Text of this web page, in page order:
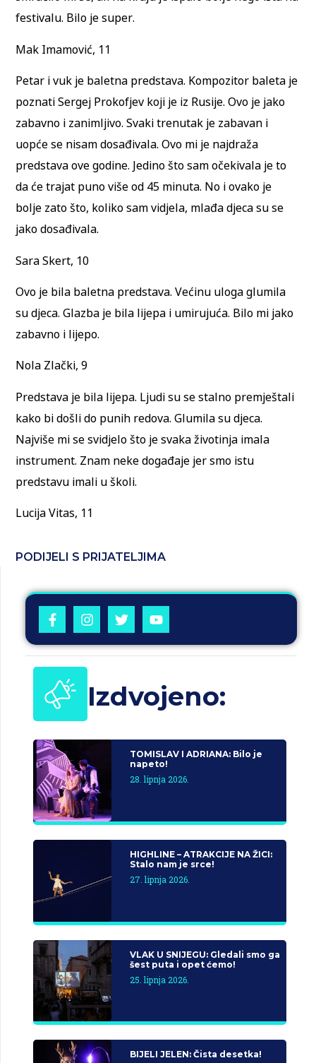
festivalu. Bilo je super.
Mak Imamović, 11
Petar i vuk je baletna predstava. Kompozitor baleta je
poznati Sergej Prokofjev koji je iz Rusije. Ovo je jako
zabavno i zanimljivo. Svaki trenutak je zabavan i
uopće se nisam dosađivala. Ovo mi je najdraža
predstava ove godine. Jedino što sam očekivala je to
da će trajat puno više od 45 minuta. No i ovako je
bolje zato što, koliko sam vidjela, mlađa djeca su se
jako dosađivala.
Sara Skert, 10
Ovo je bila baletna predstava. Većinu uloga glumila
su djeca. Glazba je bila lijepa i umirujuća. Bilo mi jako
zabavno i lijepo.
Nola Zlački, 9
Predstava je bila lijepa. Ljudi su se stalno premještali
kako bi došli do punih redova. Glumila su djeca.
Najviše mi se svidjelo što je svaka životinja imala
instrument. Znam neke događaje jer smo istu
predstavu imali u školi.
Lucija Vitas, 11
PODIJELI S PRIJATELJIMA
Izdvojeno:
TOMISLAV I ADRIANA: Bilo je
napeto!
28. lipnja 2026.
HIGHLINE – ATRAKCIJE NA ŽICI:
Stalo nam je srce!
27. lipnja 2026.
VLAK U SNIJEGU: Gledali smo ga
šest puta i opet ćemo!
25. lipnja 2026.
BIJELI JELEN: Čista desetka!